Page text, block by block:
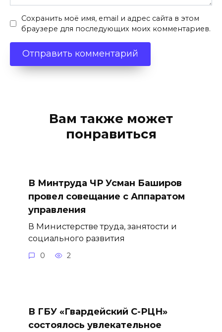
Сохранить моё имя, email и адрес сайта в этом
браузере для последующих моих комментариев.
Вам также может
понравиться
В Минтруда ЧР Усман Баширов
провел совещание с Аппаратом
управления
В Министерстве труда, занятости и
социального развития
0 2
В ГБУ «Гвардейский С-РЦН»
состоялось увлекательное